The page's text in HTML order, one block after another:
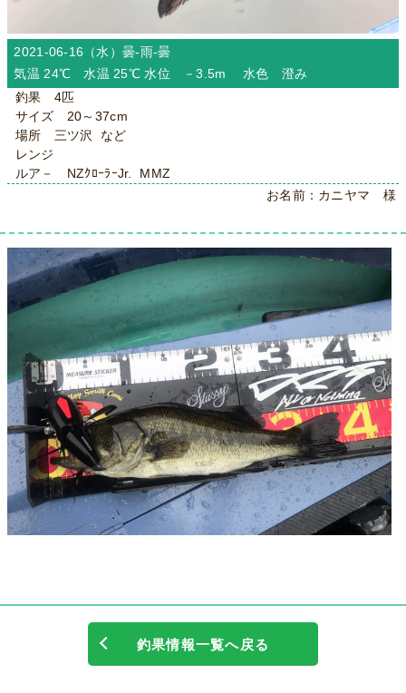
2021-06-16（水）曇-雨-曇
気温 24℃ 水温 25℃ 水位 －3.5m 水色 澄み
釣果 4匹
サイズ 20～37cm
場所 三ツ沢 など
レンジ
ルア－ NZｸﾛｰﾗｰJr. MMZ
お名前：カニヤマ 様
釣果情報一覧へ戻る